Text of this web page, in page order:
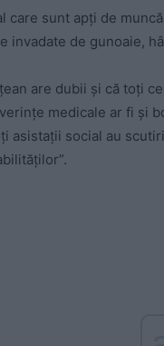
care sunt apți de
invadate de gunoaie,
are dubii și că toți
medicale ar fi și
asistații social au